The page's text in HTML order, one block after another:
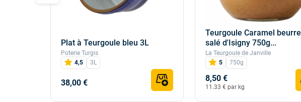
Plat à Teurgoule bleu 3L
Poterie Turgis
4,5
3L
38,00 €
Teurgoule Caramel beurre
salé d'Isigny 750g...
La Teurgoule de Janville
5
750g
8,50 €
11.33 € par kg